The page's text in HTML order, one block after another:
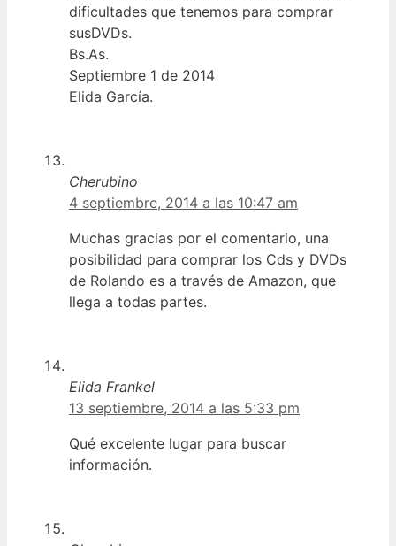
dificultades que tenemos para comprar
susDVDs.
Bs.As.
Septiembre 1 de 2014
Elida García.
Cherubino
4 septiembre, 2014 a las 10:47 am
Muchas gracias por el comentario, una
posibilidad para comprar los Cds y DVDs
de Rolando es a través de Amazon, que
llega a todas partes.
Elida Frankel
13 septiembre, 2014 a las 5:33 pm
Qué excelente lugar para buscar
información.